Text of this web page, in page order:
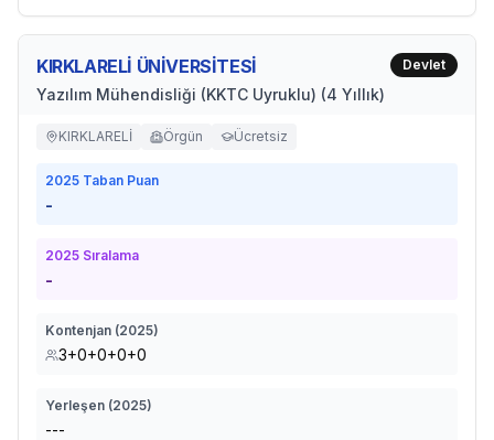
KIRKLARELİ ÜNİVERSİTESİ
Yazılım Mühendisliği (KKTC Uyruklu) (4 Yıllık)
Devlet
KIRKLARELİ Örgün Ücretsiz
2025 Taban Puan
-
2025 Sıralama
-
Kontenjan (2025)
3+0+0+0+0
Yerleşen (2025)
---